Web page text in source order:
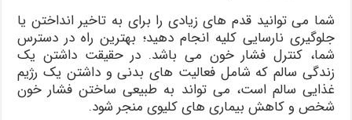
شما می توانید قدم های زیادی را برای به تاخیر انداختن یا
جلوگیری نارسایی کلیه انجام دهید؛ بهترین راه در دسترس
شما، کنترل فشار خون می باشد. در حقیقت داشتن یک
زندگی سالم که شامل فعالیت های بدنی و داشتن یک رژیم
غذایی سالم است، می تواند به طبیعی ساختن فشار خون
شخص و کاهش بیماری های کلیوی منجر شود.